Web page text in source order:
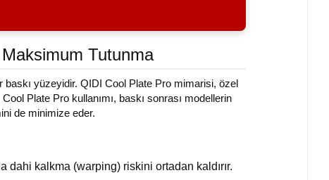
Maksimum Tutunma
baskı yüzeyidir. QIDI Cool Plate Pro mimarisi, özel
Plate Pro kullanımı, baskı sonrası modellerin
de minimize eder.
dahi kalkma (warping) riskini ortadan kaldırır.